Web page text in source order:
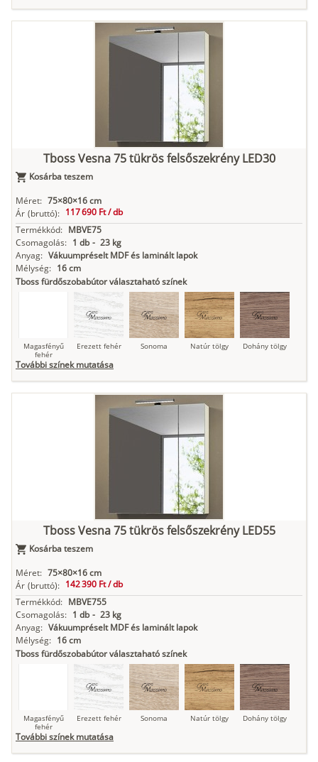
Grafit fa
Füstös zöld
Antracit Matt fekete
Tboss Vesna 75 tükrös felsőszekrény LED30
Kosárba teszem
Méret: 75×80×16 cm
Ár (bruttó): 117 690 Ft /db
Termékkód: MBVE75
Csomagolás: 1 db - 23 kg
Anyag: Vákuumpréselt MDF és laminált lapok
Mélység: 16 cm
Tboss fürdőszobabútor választaható színek
Magasfényű
fehér
Erezett fehér Sonoma Natúr tölgy Dohány tölgy
Grafit fa
Füstös zöld
Antracit Matt fekete
További színek mutatása
Tboss Vesna 75 tükrös felsőszekrény LED55
Kosárba teszem
Méret: 75×80×16 cm
Ár (bruttó): 142 390 Ft /db
Termékkód: MBVE755
Csomagolás: 1 db - 23 kg
Anyag: Vákuumpréselt MDF és laminált lapok
Mélység: 16 cm
Tboss fürdőszobabútor választaható színek
Magasfényű
fehér
Erezett fehér Sonoma Natúr tölgy Dohány tölgy
További színek mutatása